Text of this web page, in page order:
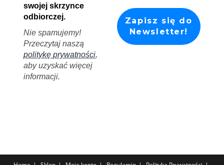
swojej skrzynce
odbiorczej.
Nie spamujemy!
Przeczytaj naszą
politykę prywatności,
aby uzyskać więcej
informacji.